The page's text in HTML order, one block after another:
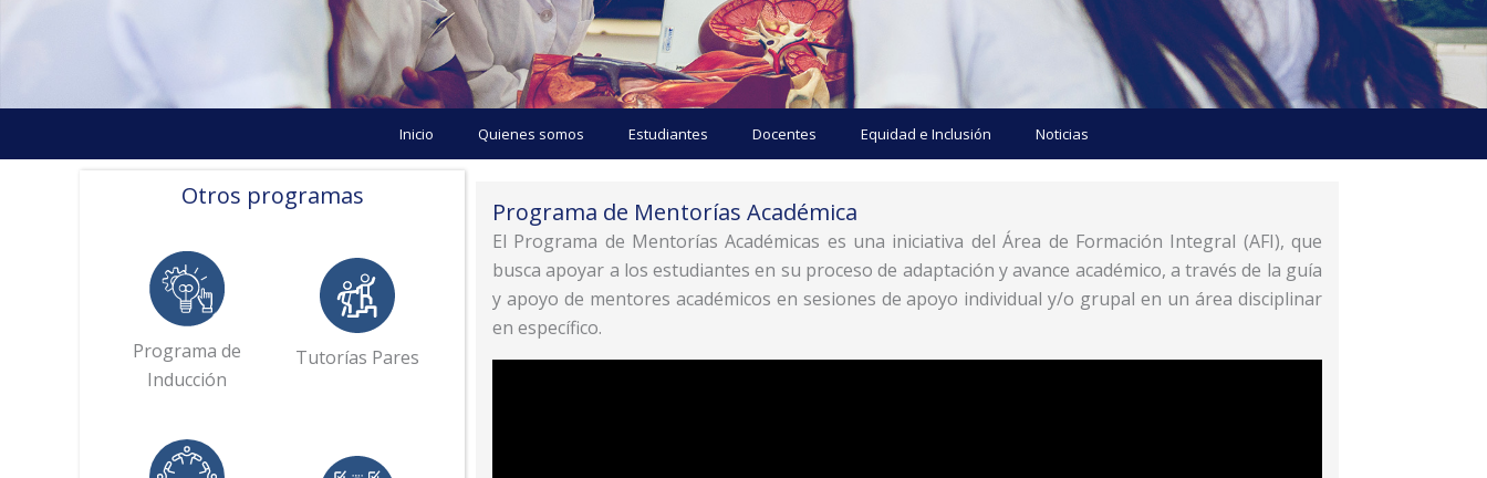
Inicio Quienes somos Estudiantes Docentes Equidad e Inclusión Noticias
Otros programas
Programa de
Inducción
Tutorías Pares
Programa de Mentorías Académica
El Programa de Mentorías Académicas es una iniciativa del Área de Formación Integral (AFI), que
busca apoyar a los estudiantes en su proceso de adaptación y avance académico, a través de la guía
y apoyo de mentores académicos en sesiones de apoyo individual y/o grupal en un área disciplinar
en específico.